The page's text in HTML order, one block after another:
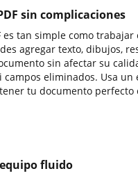
sin complicaciones
es tan simple como
agregar texto, dibujos,
sin afectar su
eliminados. Usa un
tu documento perfecto
fluido